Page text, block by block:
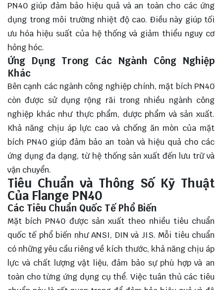
PN40 giúp đảm bảo hiệu quả và an toàn cho các ứng
dụng trong môi trường nhiệt độ cao. Điều này giúp tối
ưu hóa hiệu suất của hệ thống và giảm thiểu nguy cơ
hỏng hóc.
Ứng Dụng Trong Các Ngành Công Nghiệp
Khác
Bên cạnh các ngành công nghiệp chính, mặt bích PN40
còn được sử dụng rộng rãi trong nhiều ngành công
nghiệp khác như thực phẩm, dược phẩm và sản xuất.
Khả năng chịu áp lực cao và chống ăn mòn của mặt
bích PN40 giúp đảm bảo an toàn và hiệu quả cho các
ứng dụng đa dạng, từ hệ thống sản xuất đến lưu trữ và
vận chuyển.
Tiêu Chuẩn và Thông Số Kỹ Thuật
Của Flange PN40
Các Tiêu Chuẩn Quốc Tế Phổ Biến
Mặt bích PN40 được sản xuất theo nhiều tiêu chuẩn
quốc tế phổ biến như ANSI, DIN và JIS. Mỗi tiêu chuẩn
có những yêu cầu riêng về kích thước, khả năng chịu áp
lực và chất lượng vật liệu, đảm bảo sự phù hợp và an
toàn cho từng ứng dụng cụ thể. Việc tuân thủ các tiêu